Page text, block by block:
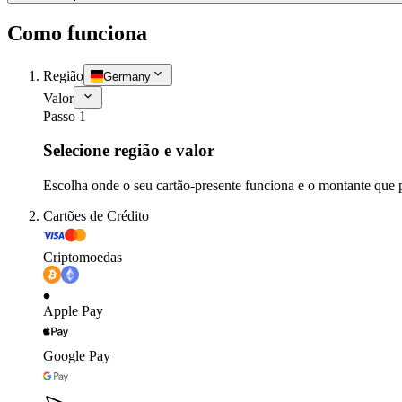
Como funciona
Região Germany
Valor
Passo 1
Selecione região e valor
Escolha onde o seu cartão-presente funciona e o montante que
Cartões de Crédito
Criptomoedas
Apple Pay
Google Pay